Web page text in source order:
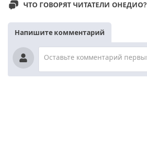
ЧТО ГОВОРЯТ ЧИТАТЕЛИ ОНЕДИО?
Напишите комментарий